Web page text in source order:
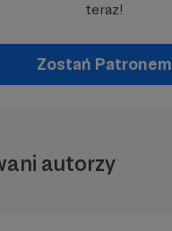
teraz!
Zostań Patronem
autorzy